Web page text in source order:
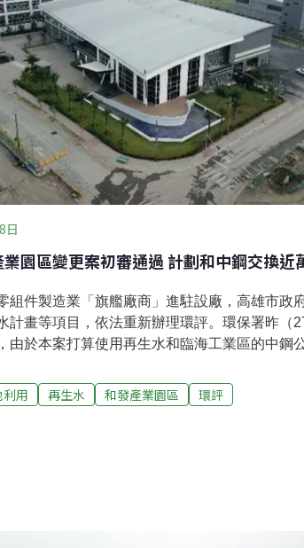
日
園區變更案初審通過 計劃和中鋼交換近
組件製造業「旗艦廠商」進駐設廠，高雄市政
計畫等項目，依法重新辦理環評。環保署昨（
由於本案打算使用再生水和臨海工業區的中鋼
一做出對應承諾，包含將協助處理中鋼用水變
率至80%以上、加強化學物質管制機制等，最
極協助該電子零組件製造業「旗艦廠商」處理
利用 再生水 和發產業園區 環評